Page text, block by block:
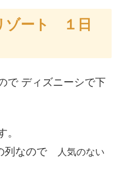
ゾート １日
で ディズニーシで下
。
列なので
人気のない